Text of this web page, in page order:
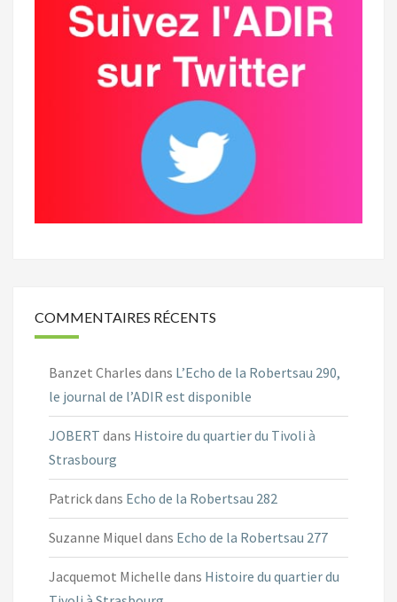
COMMENTAIRES RÉCENTS
Banzet Charles dans L’Echo de la Robertsau 290,
le journal de l’ADIR est disponible
JOBERT dans Histoire du quartier du Tivoli à
Strasbourg
Patrickdans Echo de la Robertsau 282
Suzanne Miquel dans Echo de la Robertsau 277
Jacquemot Michelle dans Histoire du quartier du